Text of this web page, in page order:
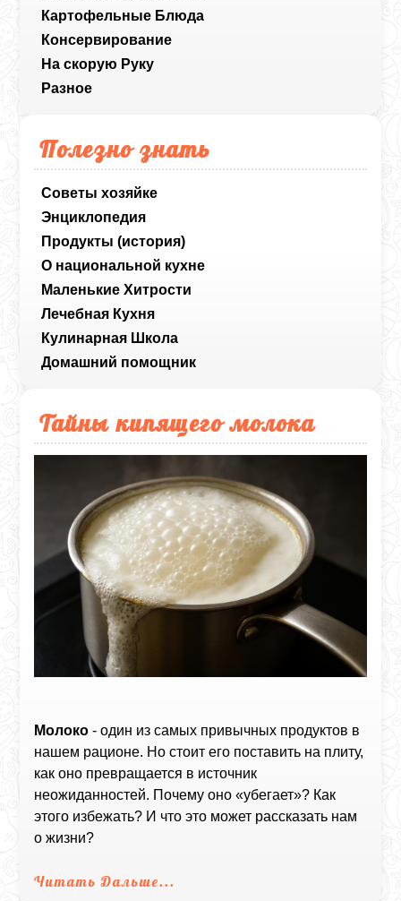
Картофельные Блюда
Консервирование
На скорую Руку
Разное
Полезно знать
Советы хозяйке
Энциклопедия
Продукты (история)
О национальной кухне
Маленькие Хитрости
Лечебная Кухня
Кулинарная Школа
Домашний помощник
Тайны кипящего молока
Молоко - один из самых привычных продуктов в
нашем рационе. Но стоит его поставить на плиту,
как оно превращается в источник
неожиданностей. Почему оно «убегает»? Как
этого избежать? И что это может рассказать нам
о жизни?
Читать Дальше...